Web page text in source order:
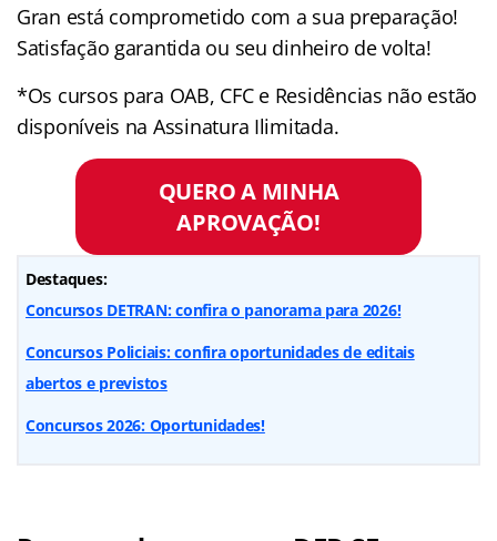
Gran está comprometido com a sua preparação!
Satisfação garantida ou seu dinheiro de volta!
*Os cursos para OAB, CFC e Residências não estão
disponíveis na Assinatura Ilimitada.
QUERO A MINHA
APROVAÇÃO!
Destaques:
Concursos DETRAN: confira o panorama para 2026!
Concursos Policiais: confira oportunidades de editais
abertos e previstos
Concursos 2026: Oportunidades!